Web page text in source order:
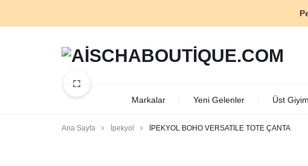
AISCHABOUTIQUE.COM
Markalar Yeni Gelenler Üst Giyim
Ana Sayfa İpekyol İPEKYOL BOHO VERSATİLE TOTE ÇANTA